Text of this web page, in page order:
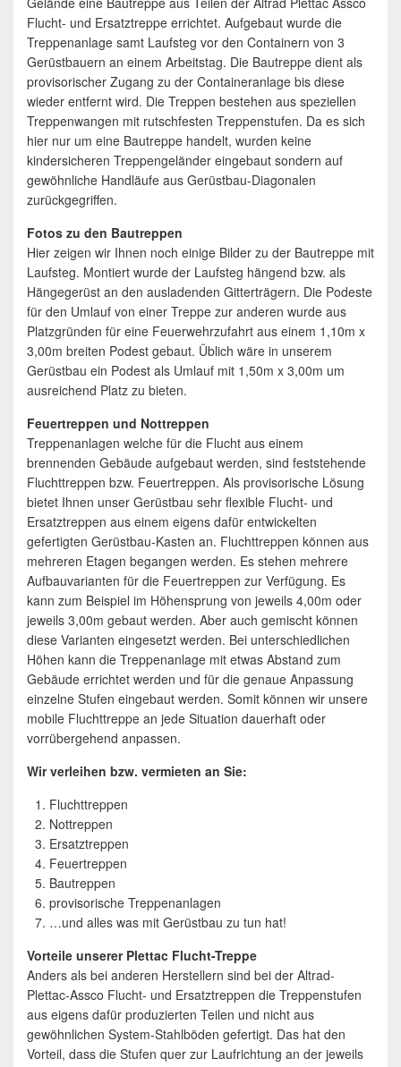
Flucht- und Ersatztreppe errichtet. Aufgebaut wurde die
Treppenanlage samt Laufsteg vor den Containern von 3
Gerüstbauern an einem Arbeitstag. Die Bautreppe dient als
provisorischer Zugang zu der Containeranlage bis diese
wieder entfernt wird. Die Treppen bestehen aus speziellen
Treppenwangen mit rutschfesten Treppenstufen. Da es sich
hier nur um eine Bautreppe handelt, wurden keine
kindersicheren Treppengeländer eingebaut sondern auf
gewöhnliche Handläufe aus Gerüstbau-Diagonalen
zurückgegriffen.
Fotos zu den Bautreppen
Hier zeigen wir Ihnen noch einige Bilder zu der Bautreppe mit
Laufsteg. Montiert wurde der Laufsteg hängend bzw. als
Hängegerüst an den ausladenden Gitterträgern. Die Podeste
für den Umlauf von einer Treppe zur anderen wurde aus
Platzgründen für eine Feuerwehrzufahrt aus einem 1,10m x
3,00m breiten Podest gebaut. Üblich wäre in unserem
Gerüstbau ein Podest als Umlauf mit 1,50m x 3,00m um
ausreichend Platz zu bieten.
Feuertreppen und Nottreppen
Treppenanlagen welche für die Flucht aus einem
brennenden Gebäude aufgebaut werden, sind feststehende
Fluchttreppen bzw. Feuertreppen. Als provisorische Lösung
bietet Ihnen unser Gerüstbau sehr flexible Flucht- und
Ersatztreppen aus einem eigens dafür entwickelten
gefertigten Gerüstbau-Kasten an. Fluchttreppen können aus
mehreren Etagen begangen werden. Es stehen mehrere
Aufbauvarianten für die Feuertreppen zur Verfügung. Es
kann zum Beispiel im Höhensprung von jeweils 4,00m oder
jeweils 3,00m gebaut werden. Aber auch gemischt können
diese Varianten eingesetzt werden. Bei unterschiedlichen
Höhen kann die Treppenanlage mit etwas Abstand zum
Gebäude errichtet werden und für die genaue Anpassung
einzelne Stufen eingebaut werden. Somit können wir unsere
mobile Fluchttreppe an jede Situation dauerhaft oder
vorrübergehend anpassen.
Wir verleihen bzw. vermieten an Sie:
Fluchttreppen
Nottreppen
Ersatztreppen
Feuertreppen
Bautreppen
provisorische Treppenanlagen
…und alles was mit Gerüstbau zu tun hat!
Vorteile unserer Plettac Flucht-Treppe
Anders als bei anderen Herstellern sind bei der Altrad-
Plettac-Assco Flucht- und Ersatztreppen die Treppenstufen
aus eigens dafür produzierten Teilen und nicht aus
gewöhnlichen System-Stahlböden gefertigt. Das hat den
Vorteil, dass die Stufen quer zur Laufrichtung an der jeweils